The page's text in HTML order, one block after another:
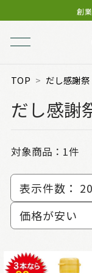
創
TOP だし感謝祭
だし感謝
対象商品： 1件
表示件数：
価格が安い